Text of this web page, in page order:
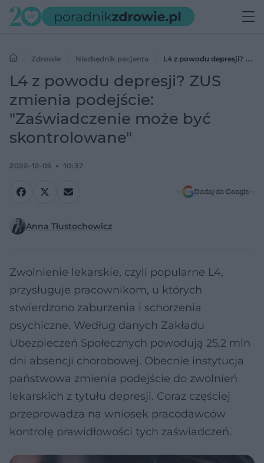
Zdrowie Niezbędnik pacjenta
L4 z powodu depresji? ZUS
zmienia podejście: "Zaświadczenie może być skontrolowane"
L4 z powodu depresji? ZUS
zmienia podejście:
"Zaświadczenie może być
skontrolowane"
2022-12-05 10:37
Dodaj do Google
Anna Tłustochowicz
Zwolnienie lekarskie, czyli popularne L4,
przysługuje pracownikom, u których
stwierdzono zaburzenia i schorzenia
psychiczne. Według danych Zakładu
Ubezpieczeń Społecznych powodują 25,2 mln
dni absencji chorobowej. Obecnie instytucja
państwowa zmienia podejście do zwolnień
lekarskich z tytułu depresji. Coraz częściej
przeprowadza na wniosek pracodawców
kontrolę prawidłowości tych zaświadczeń.